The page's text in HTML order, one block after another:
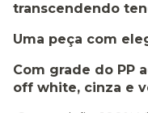
transcendendo
Uma peça com
Com grade do PP
off white, cinza e